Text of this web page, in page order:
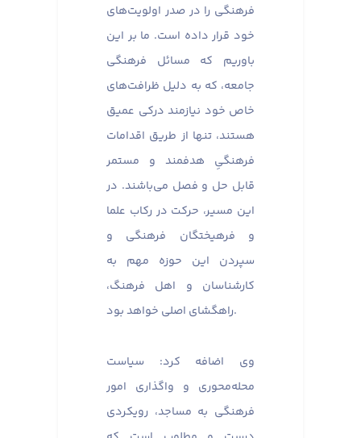
فرهنگی را در صدر اولویت‌های
خود قرار داده است. ما بر این
باوریم که مسائل فرهنگی
جامعه، که به دلیل ظرافت‌های
خاص خود نیازمند درکی عمیق
هستند، تنها از طریق اقدامات
فرهنگیِ هدفمند و مستمر
قابل حل و فصل می‌باشند. در
این مسیر، حرکت در رکاب علما
و فرهیختگان فرهنگی و
سپردن این حوزه مهم به
کارشناسان و اهل فرهنگ،
راهگشای اصلی خواهد بود.
وی اضافه کرد: سیاست
محله‌محوری و واگذاری امور
فرهنگی به مساجد، رویکردی